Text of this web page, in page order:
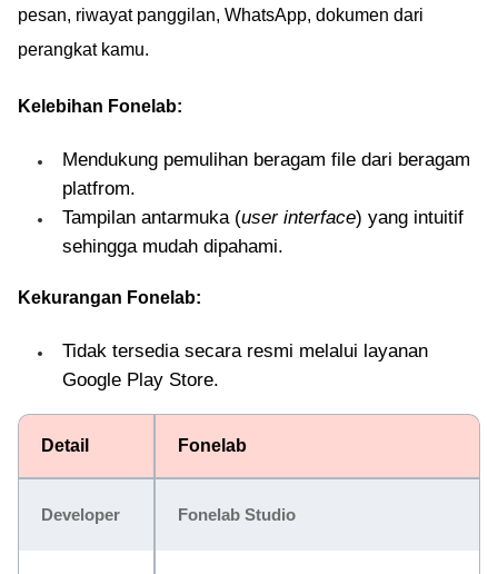
pesan, riwayat panggilan, WhatsApp, dokumen dari
perangkat kamu.
Kelebihan Fonelab:
Mendukung pemulihan beragam file dari beragam
platfrom.
Tampilan antarmuka (user interface) yang intuitif
sehingga mudah dipahami.
Kekurangan Fonelab:
Tidak tersedia secara resmi melalui layanan
Google Play Store.
Detail Fonelab
Developer Fonelab Studio